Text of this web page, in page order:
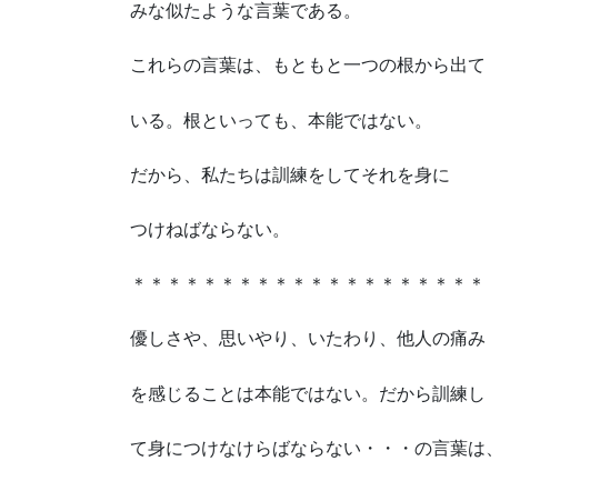
みな似たような言葉である。
これらの言葉は、もともと一つの根から出て
いる。根といっても、本能ではない。
だから、私たちは訓練をしてそれを身に
つけねばならない。
＊＊＊＊＊＊＊＊＊＊＊＊＊＊＊＊＊＊＊＊
優しさや、思いやり、いたわり、他人の痛み
を感じることは本能ではない。だから訓練し
て身につけなけらばならない・・・の言葉は、